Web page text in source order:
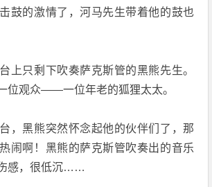
鼓的激情了，河马先生带着他的鼓也
上只剩下吹奏萨克斯管的黑熊先生。
位观众——一位年老的狐狸太太。
，黑熊突然怀念起他的伙伴们了，那
闹啊！黑熊的萨克斯管吹奏出的音乐
感，很低沉……